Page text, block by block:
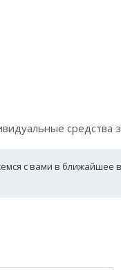
средства
с вами в ближайшее